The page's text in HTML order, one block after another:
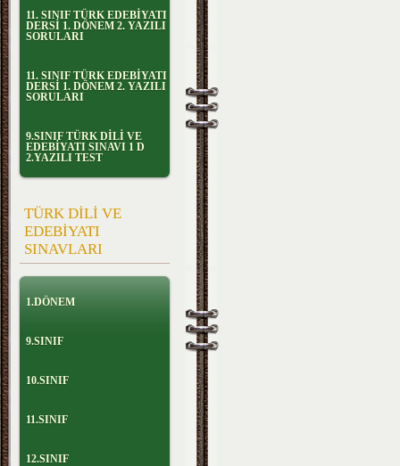
11. SINIF TÜRK EDEBİYATI
DERSİ 1. DÖNEM 2. YAZILI
SORULARI
11. SINIF TÜRK EDEBİYATI
DERSİ 1. DÖNEM 2. YAZILI
SORULARI
9.SINIF TÜRK DİLİ VE
EDEBİYATI SINAVI 1 D
2.YAZILI TEST
TÜRK DİLİ VE
EDEBİYATI
SINAVLARI
1.DÖNEM
9.SINIF
10.SINIF
11.SINIF
12.SINIF